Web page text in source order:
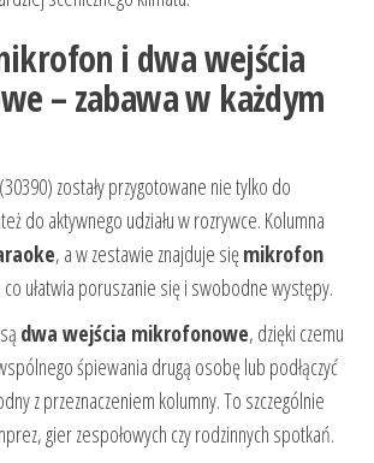
i dwa wejścia
– zabawa w każdym
zostały przygotowane nie tylko do
do aktywnego udziału w rozrywce. Kolumna
, a w zestawie znajduje sięmikrofon
co ułatwia poruszanie się i swobodne występy.
dwa wejścia mikrofonowe, dzięki czemu
śpiewania drugą osobę lub podłączyć
z przeznaczeniem kolumny. To szczególnie
gier zespołowych czy rodzinnych spotkań.